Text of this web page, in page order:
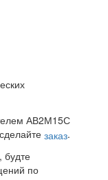
АВ2М15С
заказ.
будте
по